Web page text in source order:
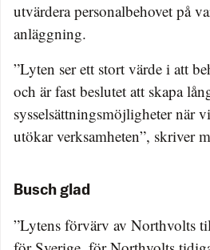
utvärdera personalbehovet på
anläggning.
”Lyten ser ett stort värde i att
och är fast beslutet att skapa
sysselsättningsmöjligheter när
utökar verksamheten”, skriver
Busch glad
”Lytens förvärv av Northvolts